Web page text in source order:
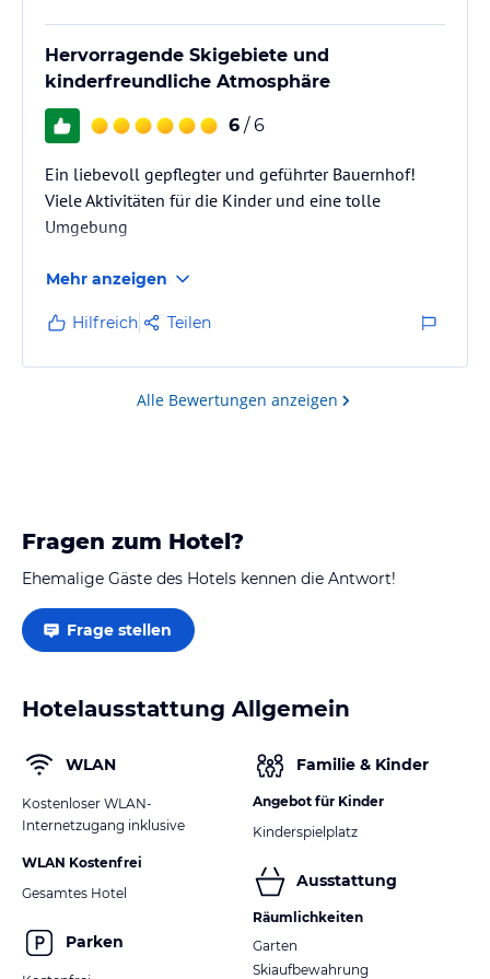
Hervorragende Skigebiete und
kinderfreundliche Atmosphäre
6 / 6
Ein liebevoll gepflegter und geführter Bauernhof!
Viele Aktivitäten für die Kinder und eine tolle
Umgebung
Mehr anzeigen
Hilfreich Teilen
Alle Bewertungen anzeigen
Fragen zum Hotel?
Ehemalige Gäste des Hotels kennen die Antwort!
Frage stellen
Hotelausstattung Allgemein
WLAN
Kostenloser WLAN-
Internetzugang inklusive
WLAN Kostenfrei
Gesamtes Hotel
Parken
Familie & Kinder
Angebot für Kinder
Kinderspielplatz
Ausstattung
Räumlichkeiten
Garten
Skiaufbewahrung